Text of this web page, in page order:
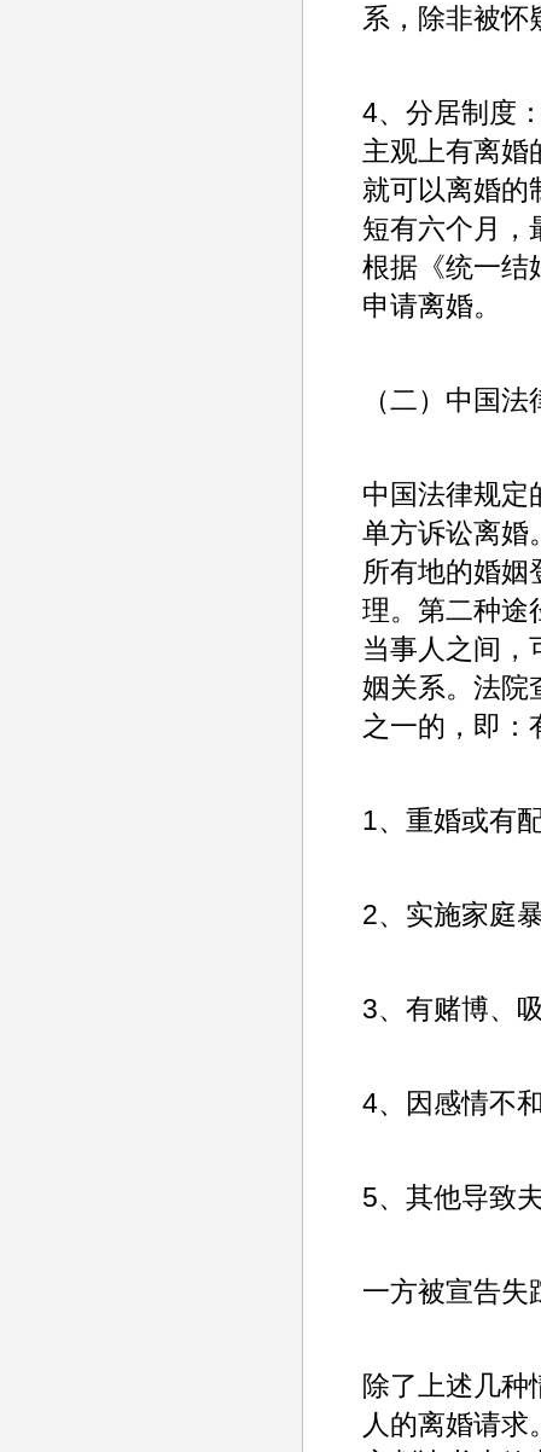
系，除非被怀
4、分居制度
主观上有离婚
就可以离婚的
短有六个月，
根据《统一结
申请离婚。
（二）中国
中国法律规定
单方诉讼离婚
所有地的婚姻
理。第二种途
当事人之间，
姻关系。法院
之一的，即：
1、重婚或有
2、实施家庭
3、有赌博、
4、因感情不
5、其他导致
一方被宣告失
除了上述几种
人的离婚请